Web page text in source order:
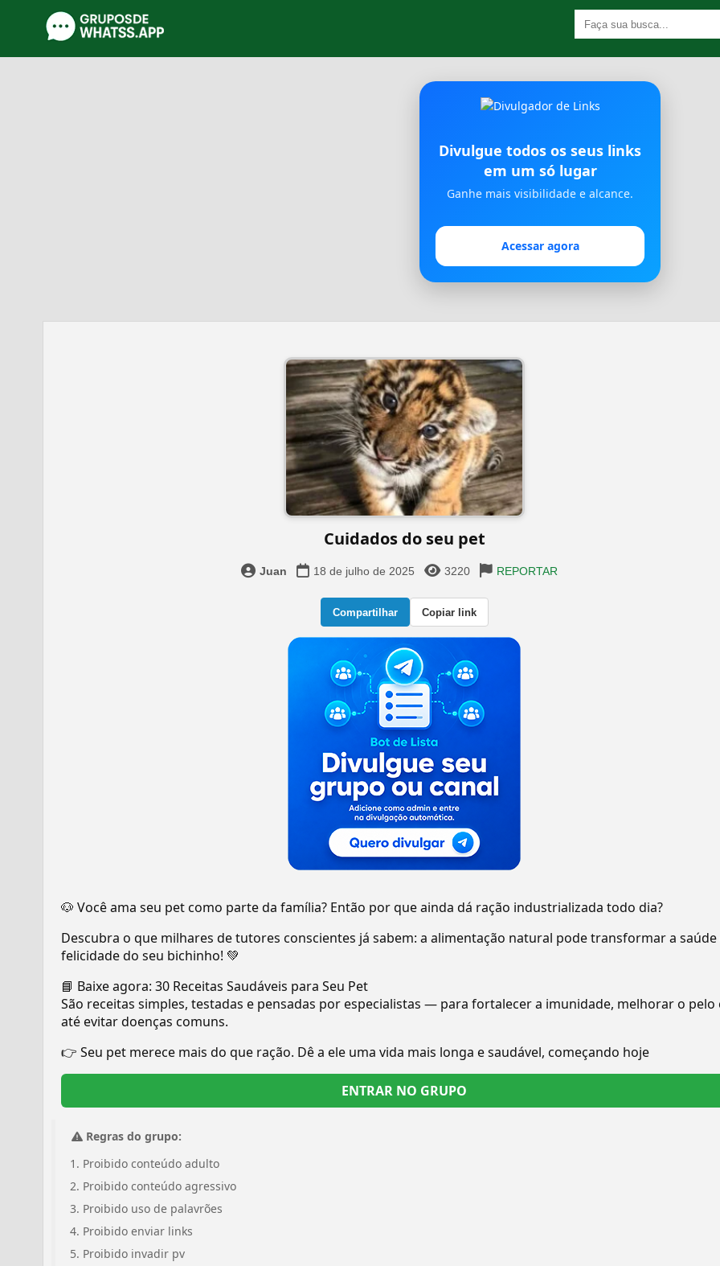
Divulgue todos os seus links
em um só lugar
Ganhe mais visibilidade e alcance.
Acessar agora
Cuidados do seu pet
Juan 18 de julho de 2025 3220 REPORTAR
Compartilhar Copiar link
🐶 Você ama seu pet como parte da família? Então por que ainda dá ração industrializada todo dia?
Descubra o que milhares de tutores conscientes já sabem: a alimentação natural pode transformar a saúde
felicidade do seu bichinho! 💚
📘 Baixe agora: 30 Receitas Saudáveis para Seu Pet
São receitas simples, testadas e pensadas por especialistas — para fortalecer a imunidade, melhorar o pelo
até evitar doenças comuns.
👉 Seu pet merece mais do que ração. Dê a ele uma vida mais longa e saudável, começando hoje
ENTRAR NO GRUPO
Regras do grupo:
Proibido conteúdo adulto
Proibido conteúdo agressivo
Proibido uso de palavrões
Proibido enviar links
Proibido invadir pv